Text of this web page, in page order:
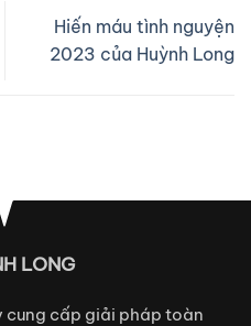
Hiến máu tình nguyện
2023 của Huỳnh Long
LONG
cấp giải pháp toàn